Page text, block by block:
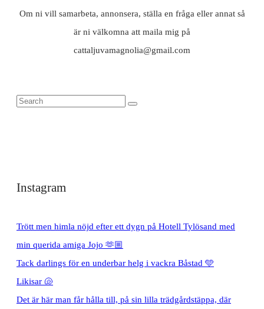
Om ni vill samarbeta, annonsera, ställa en fråga eller annat så
är ni välkomna att maila mig på
cattaljuvamagnolia@gmail.com
Instagram
Trött men himla nöjd efter ett dygn på Hotell Tylösand med
min querida amiga Jojo 🫶🏼
Tack darlings för en underbar helg i vackra Båstad 🩵
Likisar 🐚
Det är här man får hålla till, på sin lilla trädgårdstäppa, där